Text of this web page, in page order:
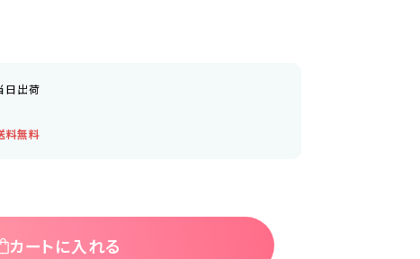
日出荷
料無料
カートに入れる